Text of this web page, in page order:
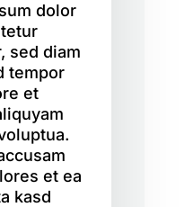
dolor
sed diam
tempor
et
et ea
kasd